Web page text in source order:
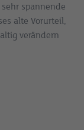
spannende
alte Vorurteil,
verändern